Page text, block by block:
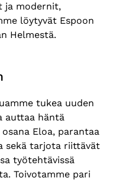
ja modernit,
löytyvät Espoon
Helmestä.
tukea uuden
auttaa häntä
Eloa, parantaa
sekä tarjota riittävät
työtehtävissä
Toivotamme pari